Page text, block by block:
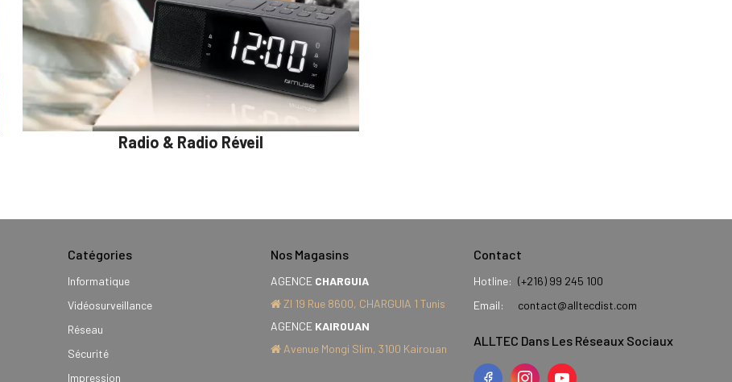
Radio & Radio Réveil
Catégories
Informatique
Vidéosurveillance
Réseau
Sécurité
Impression
Nos Magasins
AGENCE CHARGUIA
ZI 19 Rue 8600, CHARGUIA 1 Tunis
AGENCE KAIROUAN
Avenue Mongi Slim, 3100 Kairouan
Contact
Hotline: (+216) 99 245 100
Email:
contact@alltecdist.com
ALLTEC Dans Les Réseaux Sociaux